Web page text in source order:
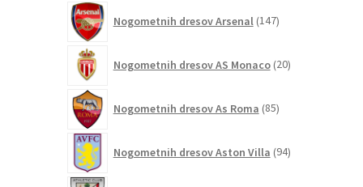
Nogometnih dresov Arsenal 147izdelkov
Nogometnih dresov AS Monaco 20izdelkov
Nogometnih dresov As Roma 85izdelkov
Nogometnih dresov Aston Villa 94izdelkov